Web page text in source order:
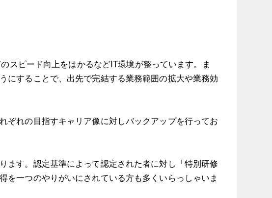
スピード向上をはかるなどIT環境が整っています。ま
にすることで、出先で完結する業務範囲の拡大や業務効
ぞれの目指すキャリア像に対しバックアップを行ってお
ます。認定基準によって認定された者に対し「特別研修
一つのやりがいにされている方も多くいらっしゃいま